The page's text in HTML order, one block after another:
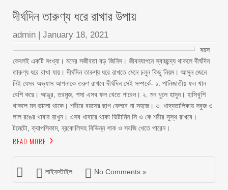
দীর্ঘদিন তারুণ্য ধরে রাখার উপায়
admin | January 18, 2021
বয়স
কেবলই একটি সংখ্যা। মনের সজীবতা বড় জিনিস। জীবনযাপনে স্বাচ্ছন্দ্য থাকলে দীর্ঘদিন
তারুণ্য ধরে রাখা যায়। দীর্ঘদিন তারুণ্য ধরে রাখতে মেনে চলুন কিছু নিয়ম। আসুন জেনে
নিই যেসব অভ্যাস আপনাকে তরুণ রাখবে দীর্ঘদিন সেই সম্পর্কে- ১. পানিজাতীয় ফল খান
বেশি করে। আঙুর, তরমুজ, শসা এসব ফল খেতে পারেন। ২. মন খুলে হাসুন। হাসিখুশি
থাকলে মন ভালো থাকে। শরীরে বয়সের ছাপ ফেলবে না সহজে। ৩. খাদ্যতালিকায় সবুজ ও
লাল রঙের খাবার রাখুন। এসব খাবারে থাকা ভিটামিন সি ও কে শরীর সুস্থ রাখবে।
টমেটো, ক্যাপসিকাম, ব্রকোলিসহ বিভিন্ন শাক ও সবজি খেতে পারেন।
READ MORE
লাইফস্টাইল No Comments »